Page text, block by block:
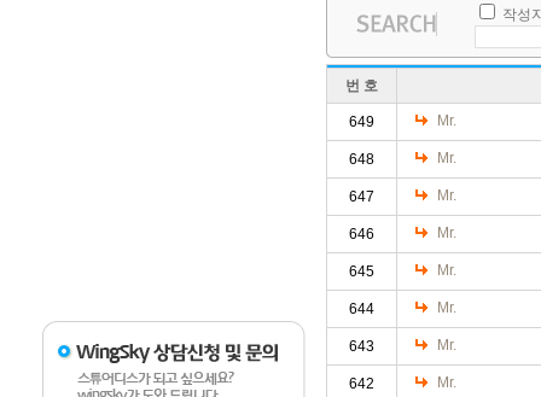
작성
번 호
649 Mr.
648 Mr.
647 Mr.
646 Mr.
645 Mr.
644 Mr.
643 Mr.
642 Mr.